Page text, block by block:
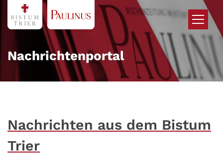
Zum Inhalt springen
Nachrichtenportal
Nachrichten aus dem Bistum
Trier